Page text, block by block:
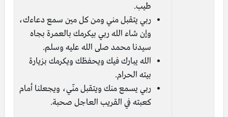
طيب.
ربي يتقبل مني ومن كل مين سمع دعاءك،
وإن شاء الله ربي بيكرمك بالعمرة بجاه
سيدنا محمد صلى الله عليه وسلم.
الله يبارك فيك ويحفظك ويكرمك بزيارة
بيته الحرام.
ربي يسمع منك ويتقبل منّي، ويجعلنا أمام
كعبته في القريب العاجل صحبة.